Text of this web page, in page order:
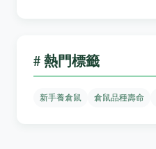
# 熱門標籤
新手養倉鼠 倉鼠品種壽命